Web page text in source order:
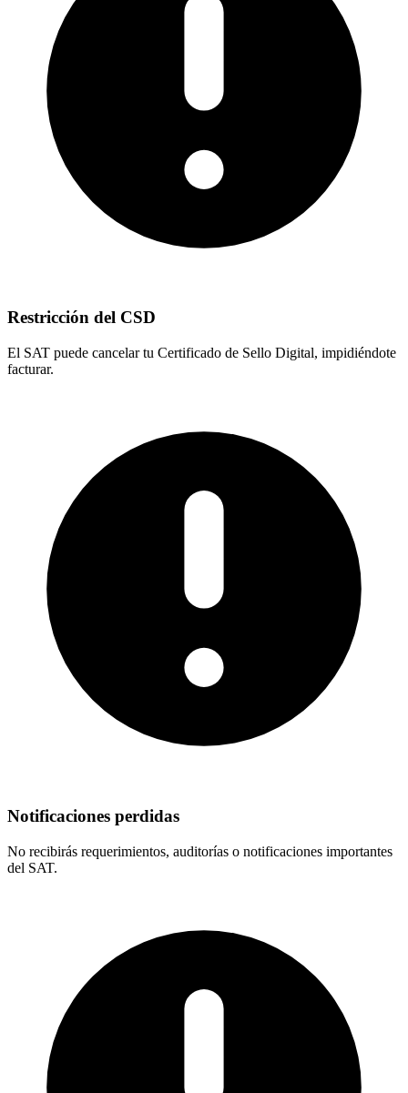
Restricción del CSD
El SAT puede cancelar tu Certificado de Sello Digital, impidiéndote
facturar.
Notificaciones perdidas
No recibirás requerimientos, auditorías o notificaciones importantes
del SAT.